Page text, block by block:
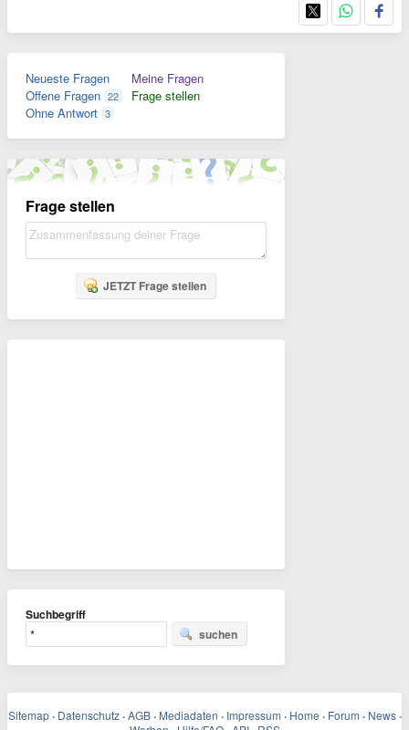
Neueste Fragen
Offene Fragen 22
Ohne Antwort 3
Meine Fragen
Frage stellen
Frage stellen
JETZT Frage stellen
Suchbegriff
suchen
Sitemap · Datenschutz · AGB · Mediadaten · Impressum · Home · Forum · News ·